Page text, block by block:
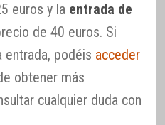
euros y la entrada de
de 40 euros. Si
entrada, podéis acceder
obtener más
cualquier duda con